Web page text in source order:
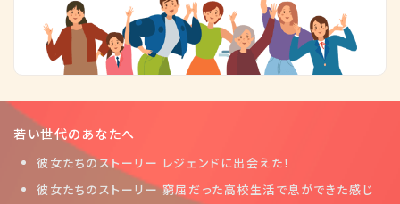
若い世代のあなたへ
彼女たちのストーリー レジェンドに出会えた！
彼女たちのストーリー 窮屈だった高校生活で息ができた感じ